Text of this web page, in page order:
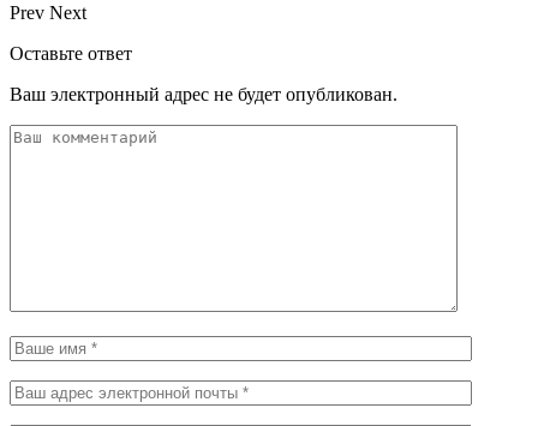
Prev Next
Оставьте ответ
Ваш электронный адрес не будет опубликован.